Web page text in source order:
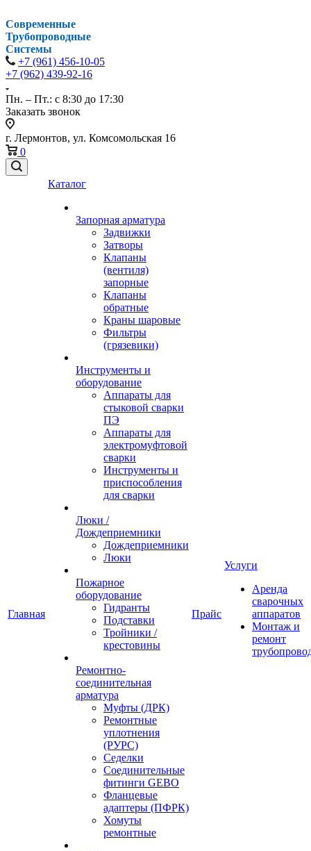
Современные
Трубопроводные
Системы
+7 (961) 456-10-05
+7 (962) 439-92-16
Пн. – Пт.: с 8:30 до 17:30
Заказать звонок
г. Лермонтов, ул. Комсомольская 16
0
Главная
Каталог
Запорная арматура
Задвижки
Затворы
Клапаны
(вентиля)
запорные
Клапаны
обратные
Краны шаровые
Фильтры
(грязевики)
Инструменты и
оборудование
Аппараты для
стыковой сварки
ПЭ
Аппараты для
электромуфтовой
сварки
Инструменты и
приспособления
для сварки
Люки /
Дождеприемники
Дождеприемники
Люки
Пожарное
оборудование
Гидранты
Подставки
Тройники /
крестовины
Ремонтно-
соединительная
арматура
Муфты (ДРК)
Ремонтные
уплотнения
(РУРС)
Седелки
Соединительные
фитинги GEBO
Фланцевые
адаптеры (ПФРК)
Хомуты
ремонтные
Прайс
Услуги
Аренда
сварочных
аппаратов
Монтаж и
ремонт